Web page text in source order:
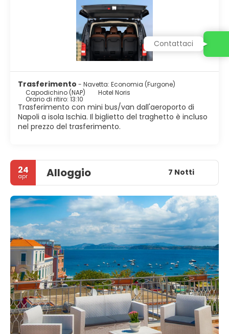
Trasferimento - Navetta: Economia (Furgone)
Capodichino (NAP)
Hotel Noris
Orario di ritiro: 13:10
Trasferimento con mini bus/van dall'aeroporto di
Napoli a isola Ischia. Il biglietto del traghetto è incluso
nel prezzo del trasferimento.
24
apr Alloggio 7 Notti
Contattaci